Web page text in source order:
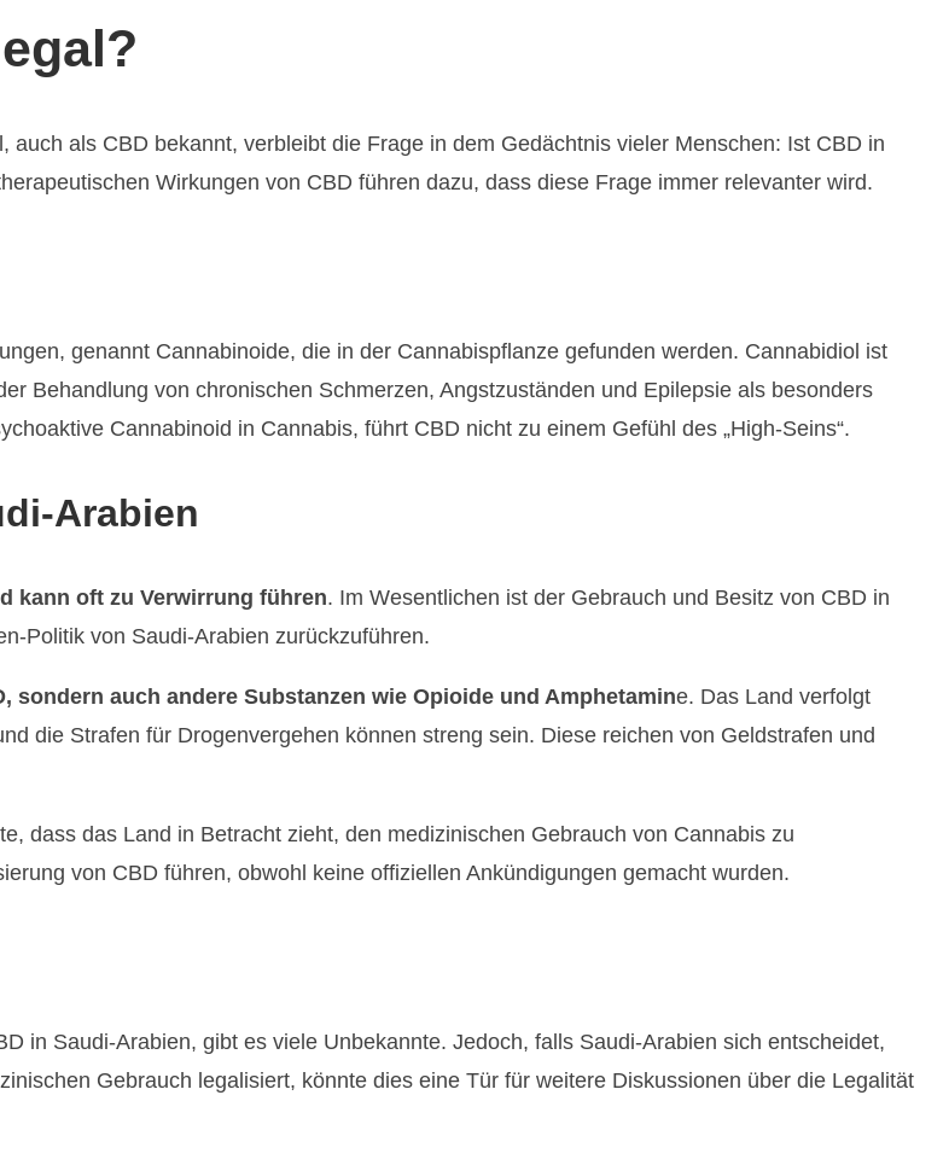
als CBD bekannt, verbleibt die Frage in dem Gedächtnis vieler Menschen: Ist CBD in
Wirkungen von CBD führen dazu, dass diese Frage immer relevanter wird.
genannt Cannabinoide, die in der Cannabispflanze gefunden werden. Cannabidiol ist
Behandlung von chronischen Schmerzen, Angstzuständen und Epilepsie als besonders
Cannabinoid in Cannabis, führt CBD nicht zu einem Gefühl des „High-Seins“.
Arabien
kann oft zu Verwirrung führen. Im Wesentlichen ist der Gebrauch und Besitz von CBD in
Politik von Saudi-Arabien zurückzuführen.
sondern auch andere Substanzen wie Opioide und Amphetamine. Das Land verfolgt
die Strafen für Drogenvergehen können streng sein. Diese reichen von Geldstrafen und
dass das Land in Betracht zieht, den medizinischen Gebrauch von Cannabis zu
von CBD führen, obwohl keine offiziellen Ankündigungen gemacht wurden.
in Saudi-Arabien, gibt es viele Unbekannte. Jedoch, falls Saudi-Arabien sich entscheidet,
Gebrauch legalisiert, könnte dies eine Tür für weitere Diskussionen über die Legalität